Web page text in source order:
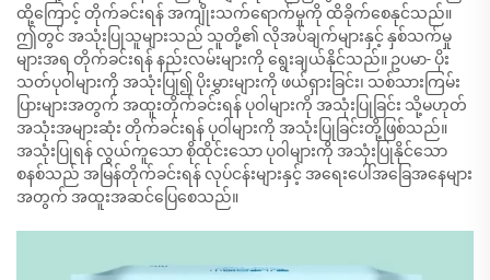
ထို့ကြောင့် တိုက်ခင်းရန် အကျိုးသက်ရောက်မှုကို ထိခိုက်စေနုင်သည်။
ဤတွင် အသုံးပြုသူများသည် သူတို့၏ လိုအပ်ချက်များနှင့် နှစ်သက်မှု
များအရ တိုက်ခင်းရန် နည်းလမ်းများကို ရွေးချယ်နိုင်သည်။ ဥပမာ- ပိုး
သတ်ပုဝါများကို အသုံးပြု၍ ပိုးမွှားများကို ဖယ်ရှားခြင်း၊ သစ်သားကြမ်း
ပြားများအတွက် အထူးတိုက်ခင်းရန် ပုဝါများကို အသုံးပြုခြင်း သို့မဟုတ်
အသုံးအများဆုံး တိုက်ခင်းရန် ပုဝါများကို အသုံးပြုခြင်းတို့ဖြစ်သည်။
အသုံးပြုရန် လွယ်ကူသော စိုထိုင်းသော ပုဝါများကို အသုံးပြုနိုင်သော
စနစ်သည် အမြန်တိုက်ခင်းရန် လုပ်ငန်းများနှင့် အရေးပေါ်အခြေအနေများ
အတွက် အထူးအဆင်ပြေစေသည်။